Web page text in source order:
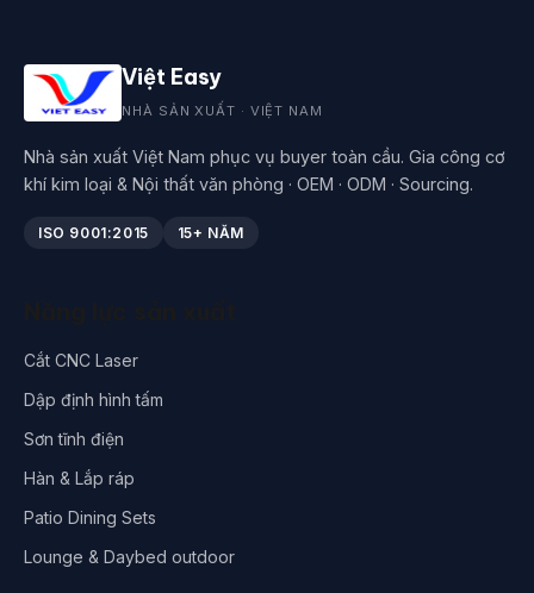
Việt Easy
NHÀ SẢN XUẤT · VIỆT NAM
Nhà sản xuất Việt Nam phục vụ buyer toàn cầu. Gia công cơ
khí kim loại & Nội thất văn phòng · OEM · ODM · Sourcing.
ISO 9001:2015 15+ NĂM
Cắt CNC Laser
Dập định hình tấm
Sơn tĩnh điện
Hàn & Lắp ráp
Patio Dining Sets
Lounge & Daybed outdoor